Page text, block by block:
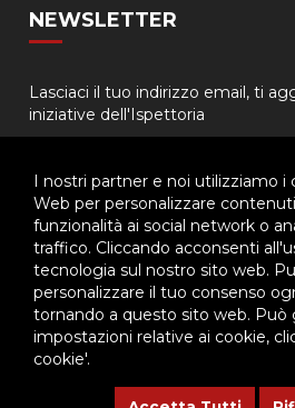
I nostri partner e noi utilizziamo i
Web per personalizzare
funzionalità ai social network o
traffico. Cliccando acconsenti
tecnologia sul nostro sito web.
personalizzare il tuo consenso
tornando a questo sito web. Può
impostazioni relative ai cookie,
cookie'.
NEWSLETTER
Lasciaci il tuo indirizzo email, ti
iniziative dell'Ispettoria
© 2026 - Ispettoria Salesiana Meridionale
80057280630 |
Privacy & Cookie
Questo plugin utilizza cookie per